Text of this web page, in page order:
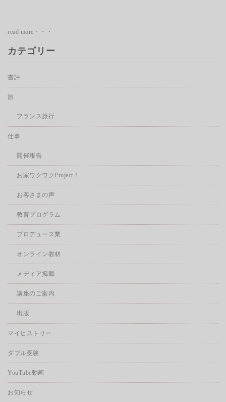
read more・・・
カテゴリー
書評
旅
フランス旅行
仕事
開催報告
お家ワクワクProject！
お客さまの声
教育プログラム
プロデュース業
オンライン教材
メディア掲載
講座のご案内
出版
マイヒストリー
ダブル受験
YouTube動画
お知らせ